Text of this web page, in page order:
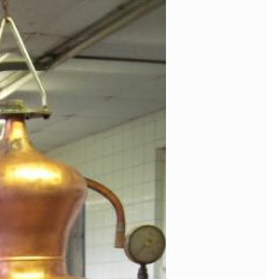
Live